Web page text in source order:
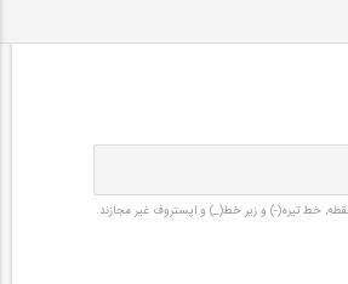
نقطه, خط تیره(-) و زیر خط(_) و اپستروف غیر مجازند.